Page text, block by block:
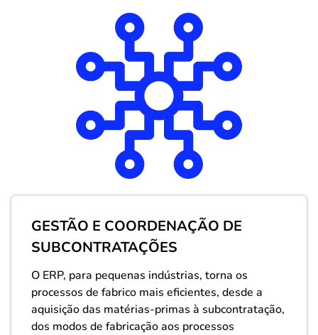
GESTÃO E COORDENAÇÃO DE
SUBCONTRATAÇÕES
O ERP, para pequenas indústrias, torna os
processos de fabrico mais eficientes, desde a
aquisição das matérias-primas à subcontratação,
dos modos de fabricação aos processos